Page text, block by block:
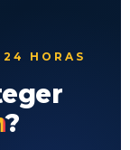
HORAS
?